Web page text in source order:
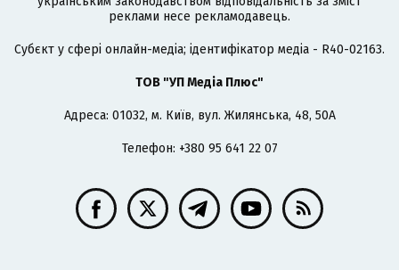
реклами несе рекламодавець.
Cубєкт у сфері онлайн-медіа; ідентифікатор медіа - R40-02163.
ТОВ "УП Медіа Плюс"
Адреса: 01032, м. Київ, вул. Жилянська, 48, 50А
Телефон: +380 95 641 22 07